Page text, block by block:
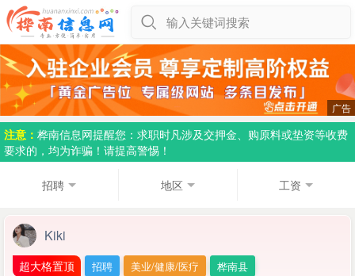
输入关键词搜索
注意： 桦南信息网提醒您：求职时凡涉及交押金、购原料或垫资等收费
要求的，均为诈骗！请提高警惕！
招聘 地区 工资
Kiki
超大格置顶 招聘 美业/健康/医疗 桦南县